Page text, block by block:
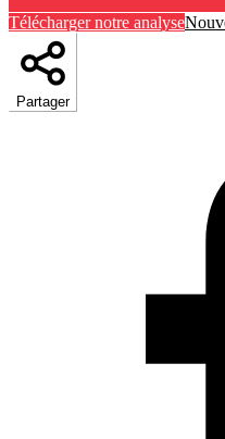
Télécharger notre analyse
Partager